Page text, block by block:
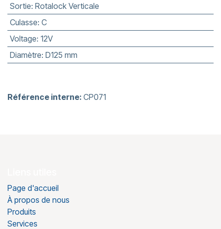
Sortie: Rotalock Verticale
Culasse: C
Voltage: 12V
Diamètre: D125 mm
Référence interne: CP071
Page d'accueil
À propos de nous
Produits
Services